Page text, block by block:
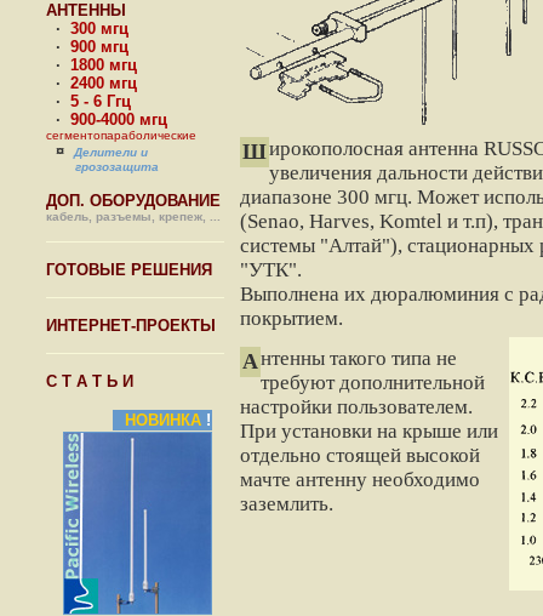
АНТЕННЫ
· 300 мгц
· 900 мгц
· 1800 мгц
· 2400 мгц
· 5 - 6 Ггц
· 900-4000 мгц
сегментопараболические
¤Делители и
грозозащита
ДОП. ОБОРУДОВАНИЕ
кабель, разъемы, крепеж, ...
ГОТОВЫЕ РЕШЕНИЯ
ИНТЕРНЕТ-ПРОЕКТЫ
С Т А Т Ь И
НОВИНКА !
Широкополосная антенна
увеличения дальности
диапазоне 300 мгц. Может
(Senao, Harves, Komtel и т.п),
системы "Алтай"), стационарных
"УТК".
Выполнена их дюралюминия с
покрытием.
Антенны такого типа не
требуют дополнительной
настройки пользователем.
При установки на крыше или
отдельно стоящей высокой
мачте антенну необходимо
заземлить.